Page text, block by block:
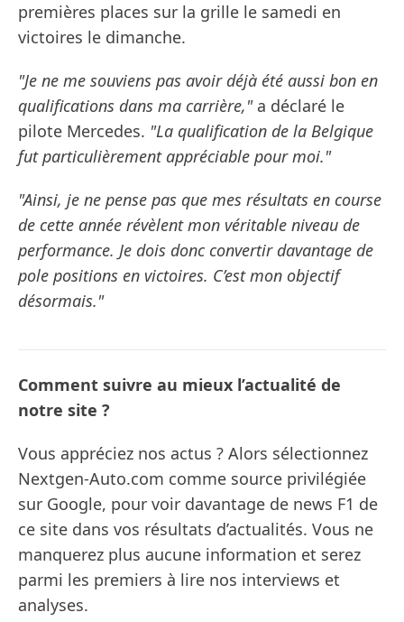
premières places sur la grille le samedi en
victoires le dimanche.
"Je ne me souviens pas avoir déjà été aussi bon en
qualifications dans ma carrière,"a déclaré le
pilote Mercedes. "La qualification de la Belgique
fut particulièrement appréciable pour moi."
"Ainsi, je ne pense pas que mes résultats en course
de cette année révèlent mon véritable niveau de
performance. Je dois donc convertir davantage de
pole positions en victoires. C’est mon objectif
désormais."
Comment suivre au mieux l’actualité de
notre site ?
Vous appréciez nos actus ? Alors sélectionnez
Nextgen-Auto.com comme source privilégiée
sur Google, pour voir davantage de news F1 de
ce site dans vos résultats d’actualités. Vous ne
manquerez plus aucune information et serez
parmi les premiers à lire nos interviews et
analyses.